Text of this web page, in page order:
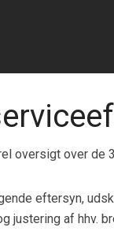
oversigt over
eftersyn,
justering af hhv.